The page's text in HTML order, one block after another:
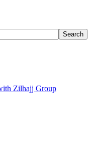
Zilhajj Group